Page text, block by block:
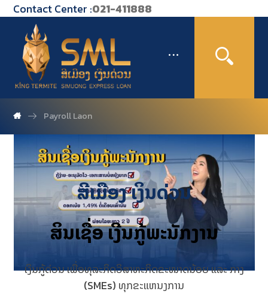
Contact Center :021-411888
Payroll Laon
ສີເມືອງເງິນດ່ວນ
ສິນເຊື່ອ ເງີນກູ້ພະນັກງານ
ເງິນກູ້ດ່ວນ ເພື່ອທຸລະກິດວິສາຫະກິດຂະໜາດນ້ອຍ ແລະ ກາງ
(SMEs) ທຸກຂະແຫນງການ